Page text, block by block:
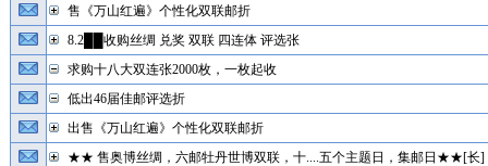
售《万山红遍》个性化双联邮折
8.2██收购丝绸 兑奖 双联 四连体 评选张
求购十八大双连张2000枚，一枚起收
低出46届佳邮评选折
出售《万山红遍》个性化双联邮折
★★ 售奥博丝绸，六邮牡丹世博双联，十....五个主题日，集邮日★★[长]